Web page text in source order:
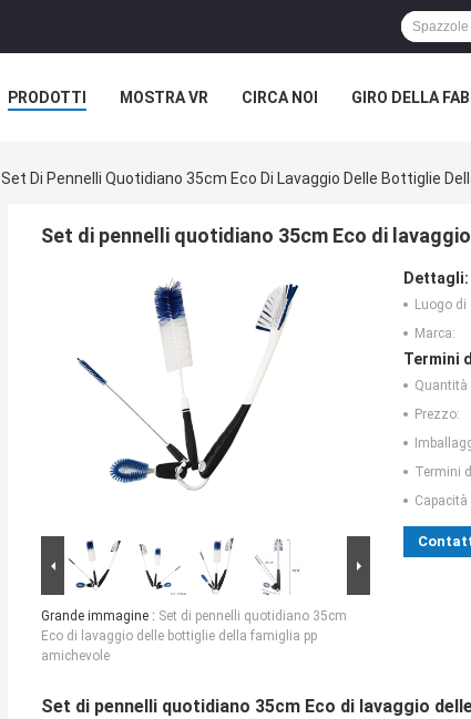
PRODOTTI MOSTRA VR CIRCA NOI GIRO DELLA
Set Di Pennelli Quotidiano 35cm Eco Di Lavaggio Delle Bottiglie
Set di pennelli quotidiano 35cm Eco di
Grande immagine : Set di pennelli quotidiano 35cm
Eco di lavaggio delle bottiglie della famiglia pp
amichevole
Dettagli:
Luogo di
Marca:
Termini
Quantità
Prezzo:
Termini
Set di pennelli quotidiano 35cm Eco di lavaggio